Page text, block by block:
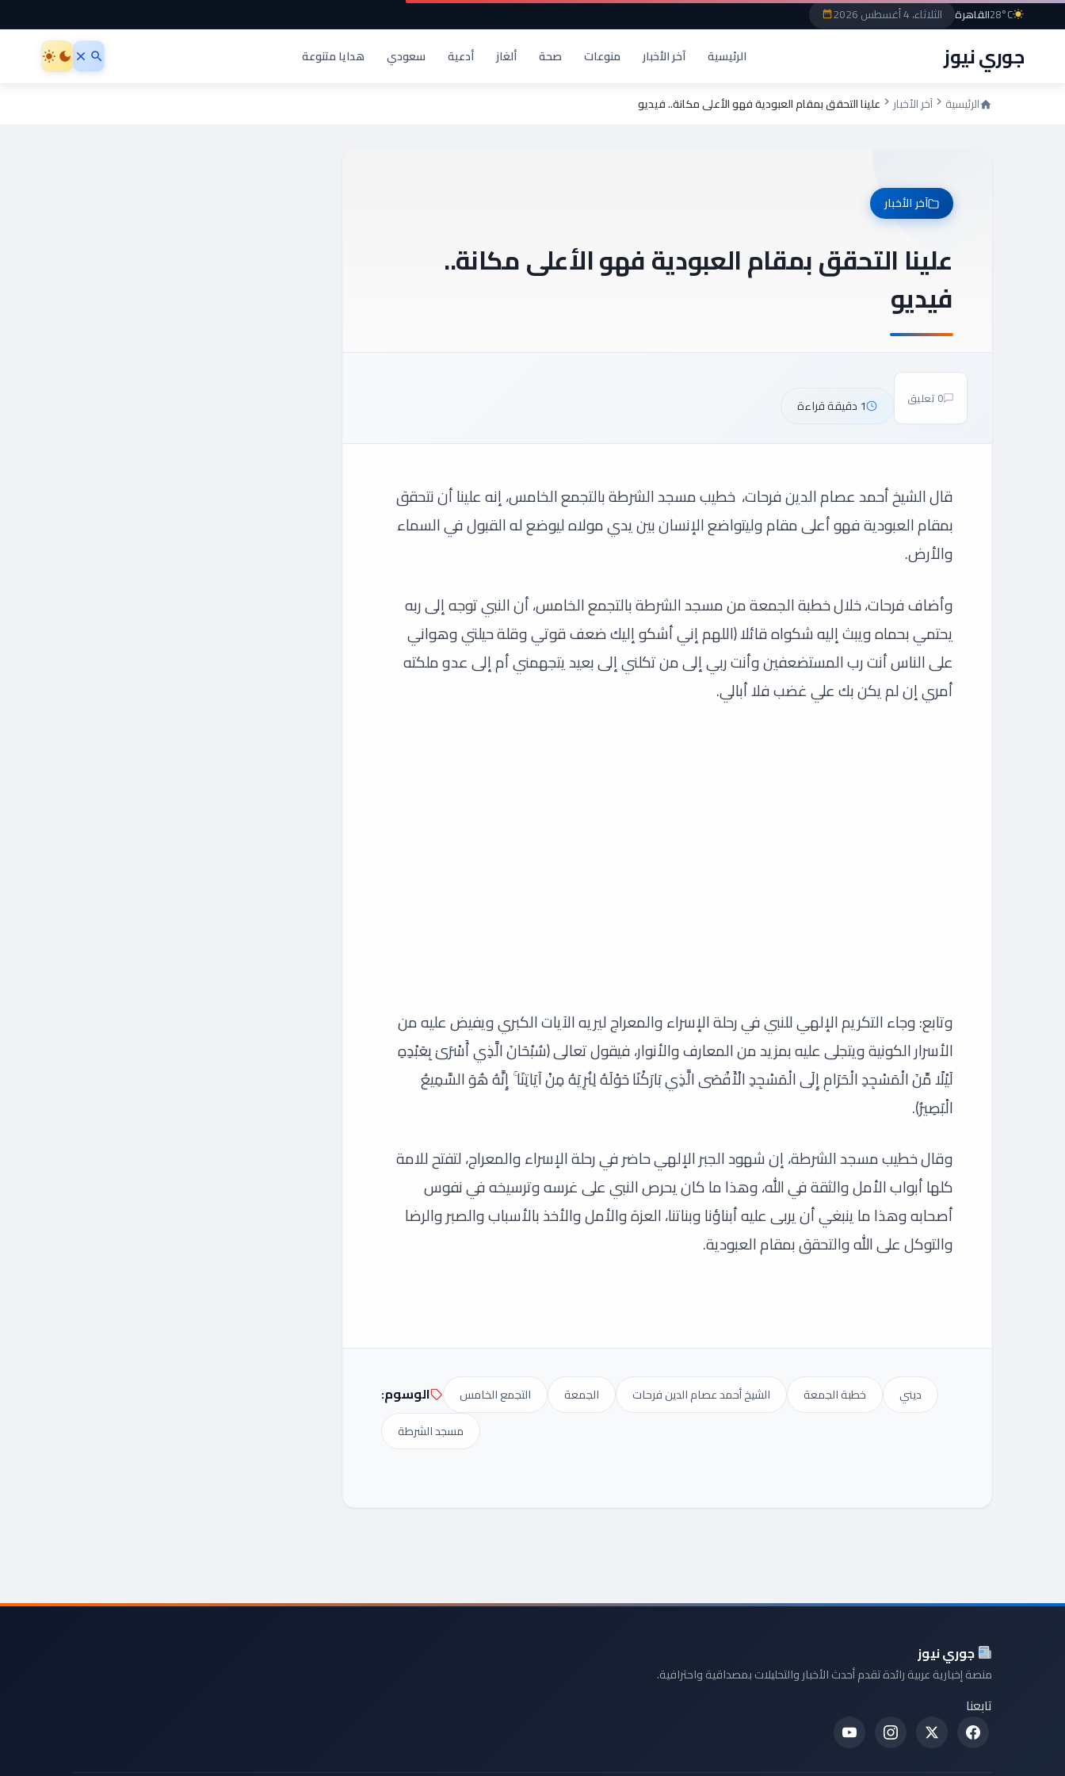
الثلاثاء، 4 أغسطس 2026 28°Cالقاهرة
جوري نيوز الرئيسية آخر الأخبار منوعات صحة ألغاز أدعية سعودي هدايا متنوعة
الرئيسية آخر الأخبار علينا التحقق بمقام العبودية فهو الأعلى مكانة.. فيديو
آخر الأخبار
علينا التحقق بمقام العبودية فهو الأعلى مكانة..
فيديو
0 تعليق 1 دقيقة قراءة
قال الشيخ أحمد عصام الدين فرحات، خطيب مسجد الشرطة بالتجمع الخامس، إنه علينا أن نتحقق
بمقام العبودية فهو أعلى مقام وليتواضع الإنسان بين يدي مولاه ليوضع له القبول في السماء
والأرض.
وأضاف فرحات، خلال خطبة الجمعة من مسجد الشرطة بالتجمع الخامس، أن النبي توجه إلى ربه
يحتمي بحماه ويبث إليه شكواه قائلا (اللهم إني أشكو إليك ضعف قوتي وقلة حيلتي وهواني
على الناس أنت رب المستضعفين وأنت ربي إلى من تكلني إلى بعيد يتجهمني أم إلى عدو ملكته
أمري إن لم يكن بك علي غضب فلا أبالي.
وتابع: وجاء التكريم الإلهي للنبي في رحلة الإسراء والمعراج ليريه الآيات الكبري ويفيض عليه من
الأسرار الكونية ويتجلى عليه بمزيد من المعارف والأنوار، فيقول تعالى (سُبْحَانَ الَّذِي أَسْرَىٰ بِعَبْدِهِ
لَيْلًا مِّنَ الْمَسْجِدِ الْحَرَامِ إِلَى الْمَسْجِدِ الْأَقْصَى الَّذِي بَارَكْنَا حَوْلَهُ لِنُرِيَهُ مِنْ آيَاتِنَا ۚ إِنَّهُ هُوَ السَّمِيعُ
الْبَصِيرُ).
وقال خطيب مسجد الشرطة، إن شهود الجبر الإلهي حاضر في رحلة الإسراء والمعراج، لتفتح للامة
كلها أبواب الأمل والثقة في الله، وهذا ما كان يحرص النبي على غرسه وترسيخه في نفوس
أصحابه وهذا ما ينبغي أن يربى عليه أبناؤنا وبناتنا، العزة والأمل والأخذ بالأسباب والصبر والرضا
والتوكل على الله والتحقق بمقام العبودية.
الوسوم: التجمع الخامس الجمعة الشيخ أحمد عصام الدين فرحات خطبة الجمعة
ديني
مسجد الشرطة
جوري نيوز
منصة إخبارية عربية رائدة تقدم أحدث الأخبار والتحليلات بمصداقية واحترافية.
تابعنا